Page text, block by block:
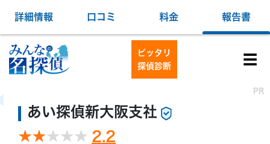
詳細情報 口コミ 料金 報告書
ピッタリ
探偵診断
☰
あい探偵新大阪支社
2.2
PR
PR